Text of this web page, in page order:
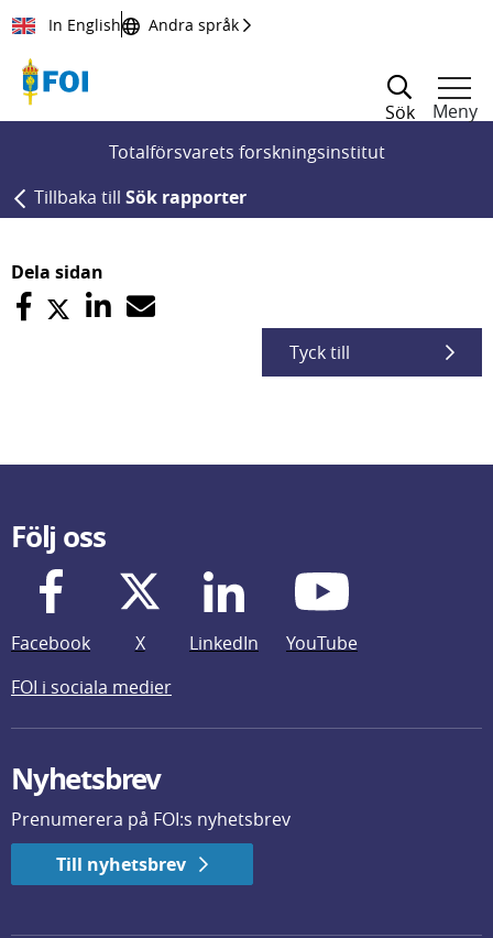
Till innehållet
In English Andra språk
Sök
Meny
Totalförsvarets forskningsinstitut
Tillbaka till Sök rapporter
Dela sidan
Tyck till
Följ oss
Facebook X LinkedIn
YouTube
FOI i sociala medier
Nyhetsbrev
Prenumerera på FOI:s nyhetsbrev
Till nyhetsbrev